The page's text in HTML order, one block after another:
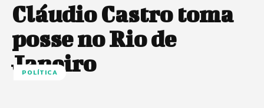
Cláudio Castro toma
posse no Rio de
Janeiro
POLÍTICA